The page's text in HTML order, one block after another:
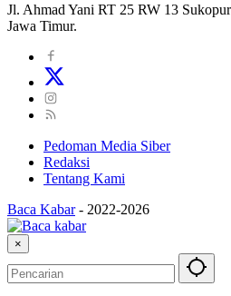
Jl. Ahmad Yani RT 25 RW 13
Jawa Timur.
Pedoman Media Siber
Redaksi
Tentang Kami
Baca Kabar - 2022-2026
×